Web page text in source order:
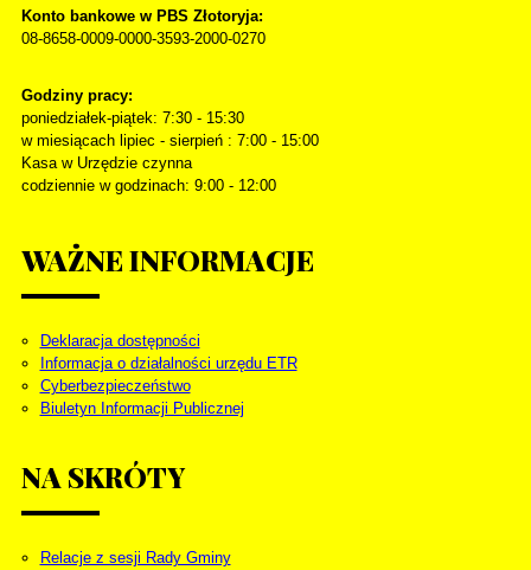
Konto bankowe w PBS Złotoryja:
08-8658-0009-0000-3593-2000-0270
Godziny pracy:
poniedziałek-piątek: 7:30 - 15:30
w miesiącach lipiec - sierpień : 7:00 - 15:00
Kasa w Urzędzie czynna
codziennie w godzinach: 9:00 - 12:00
WAŻNEINFORMACJE
Deklaracja dostępności
Informacja o działalności urzędu ETR
Cyberbezpieczeństwo
Biuletyn Informacji Publicznej
NA SKRÓTY
Relacje z sesji Rady Gminy